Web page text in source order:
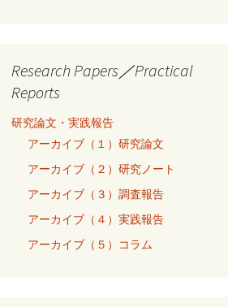
Research Papers／Practical
Reports
研究論文・実践報告
アーカイブ（１）研究論文
アーカイブ（２）研究ノート
アーカイブ（３）調査報告
アーカイブ（４）実践報告
アーカイブ（５）コラム